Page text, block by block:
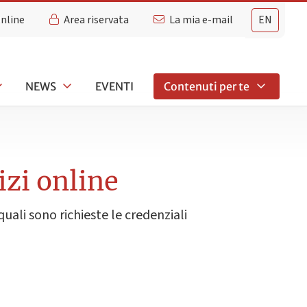
EN
Area riservata La mia e-mail
NEWS EVENTI Contenuti per te
online
sono richieste le credenziali